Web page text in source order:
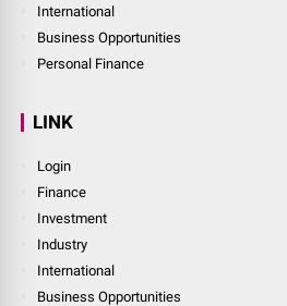
International
Business Opportunities
Personal Finance
LINK
Login
Finance
Investment
Industry
International
Business Opportunities